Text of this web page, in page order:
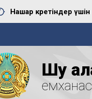
Нашар көретіндер үшін
Шу